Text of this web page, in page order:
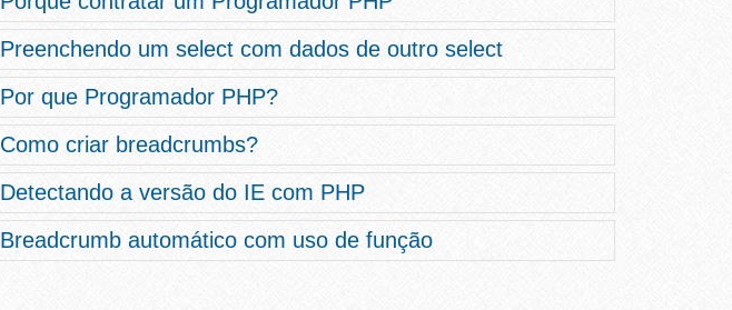
Preenchendo um select com dados de outro select
Por que Programador PHP?
Como criar breadcrumbs?
Detectando a versão do IE com PHP
Breadcrumb automático com uso de função